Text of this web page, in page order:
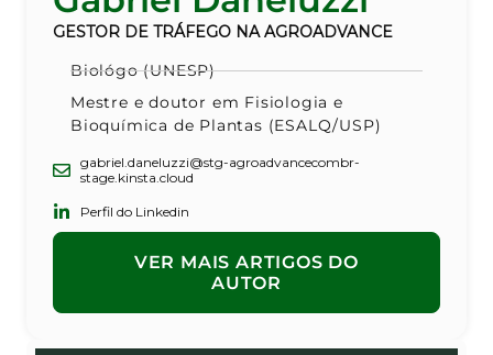
GESTOR DE TRÁFEGO NA AGROADVANCE
Biológo (UNESP)
Mestre e doutor em Fisiologia e
Bioquímica de Plantas (ESALQ/USP)
gabriel.daneluzzi@stg-agroadvancecombr-
stage.kinsta.cloud
Perfil do Linkedin
VER MAIS ARTIGOS DO
AUTOR